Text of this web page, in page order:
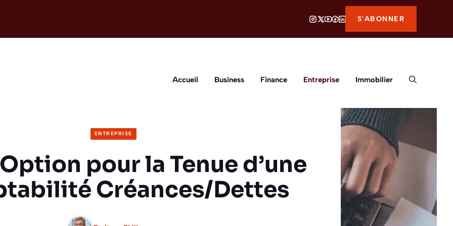
S'ABONNER
Accueil Business Finance Entreprise Immobilier
ENTREPRISE
pour la Tenue d’une
Créances/Dettes